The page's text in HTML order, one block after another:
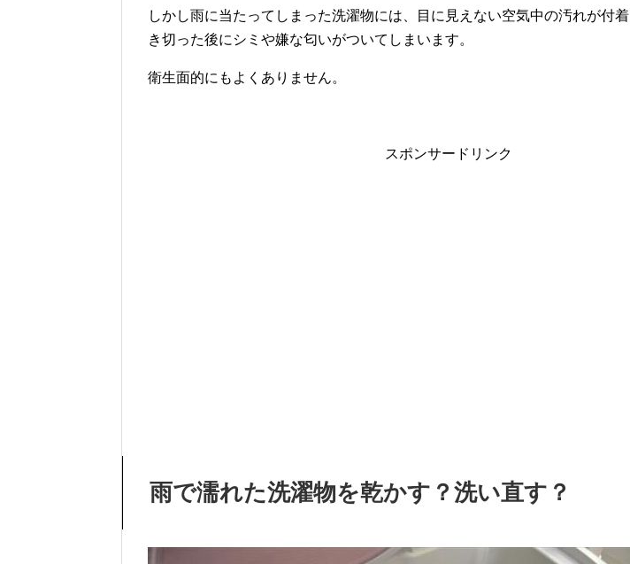
しかし雨に当たってしまった洗濯物には、 目に見えない空気中の汚れが付着
き切った後にシミや嫌な匂いがついてしまいます。
衛生面的にもよくありません。
スポンサードリンク
雨で濡れた洗濯物を乾かす？洗い直す？